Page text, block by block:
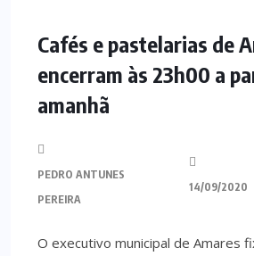
Cafés e pastelarias de
encerram às 23h00 a
amanhã
PEDRO ANTUNES
PEREIRA
14/09/2020
O executivo municipal de Amares